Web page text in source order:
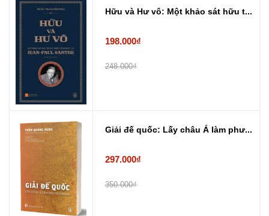
Hữu và Hư vô: Một khảo sát hữu t...
198.000₫
248.000₫
Giải đế quốc: Lấy châu Á làm phư...
297.000₫
350.000₫